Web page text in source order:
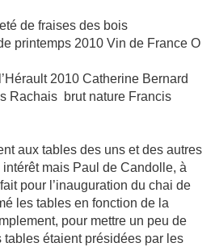
fraises des bois
printemps 2010 Vin de France O
2010 Catherine Bernard
brut nature Francis
aux tables des uns et des autres
mais Paul de Candolle, à
fait pour l’inauguration du chai de
les tables en fonction de la
pour mettre un peu de
tables étaient présidées par les